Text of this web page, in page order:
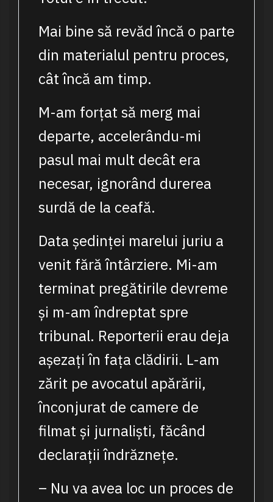
Mai bine să revăd încă o parte
din materialul pentru proces,
cât încă am timp.
M-am forțat să merg mai
departe, accelerându-mi
pasul mai mult decât era
necesar, ignorând durerea
surdă de la ceafă.
Data ședinței marelui juriu a
venit fără întârziere. Mi-am
terminat pregătirile devreme
și m-am îndreptat spre
tribunal. Reporterii erau deja
așezați în fața clădirii. L-am
zărit pe avocatul apărării,
înconjurat de camere de
filmat și jurnaliști, făcând
declarații îndrăznețe.
– Nu va avea loc un proces de